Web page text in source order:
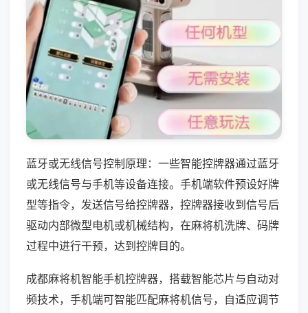
蓝牙或无线信号控制原理：一些智能控牌器通过蓝牙
或无线信号与手机等设备连接。手机端软件预设好牌
型等指令，发送信号给控牌器，控牌器接收到信号后
驱动内部微型电机或机械结构，在麻将机洗牌、码牌
过程中进行干预，达到控牌目的。
成都麻将机智能手机控牌器，搭载智能芯片与自动对
频技术，手机端可智能匹配麻将机信号，自适应调节